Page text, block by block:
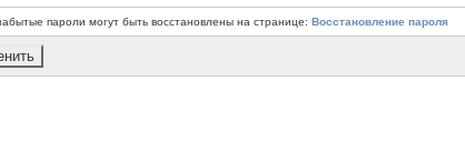
пароли могут быть восстановлены на странице: Восстановление пароля